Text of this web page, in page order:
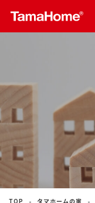
注文住宅
戸建分譲
リフォーム
TOP タマホームの家